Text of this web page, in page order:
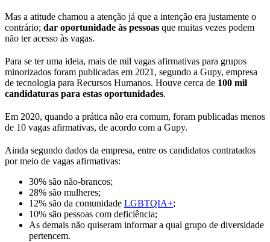
Mas a atitude chamou a atenção já que a intenção era justamente o
contrário; dar oportunidade às pessoas que muitas vezes podem
não ter acesso às vagas.
Para se ter uma ideia, mais de mil vagas afirmativas para grupos
minorizados foram publicadas em 2021, segundo a Gupy, empresa
de tecnologia para Recursos Humanos. Houve cerca de 100 mil
candidaturas para estas oportunidades.
Em 2020, quando a prática não era comum, foram publicadas menos
de 10 vagas afirmativas, de acordo com a Gupy.
Ainda segundo dados da empresa, entre os candidatos contratados
por meio de vagas afirmativas:
30% são não-brancos;
28% são mulheres;
12% são da comunidade LGBTQIA+;
10% são pessoas com deficiência;
As demais não quiseram informar a qual grupo de diversidade
pertencem.